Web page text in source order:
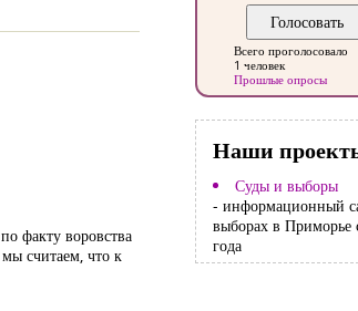
факту воровства
считаем, что к
Всего проголосовало
1 человек
Прошлые опросы
Наши
Суды и выборы
- информационный
выборах в Приморье
года